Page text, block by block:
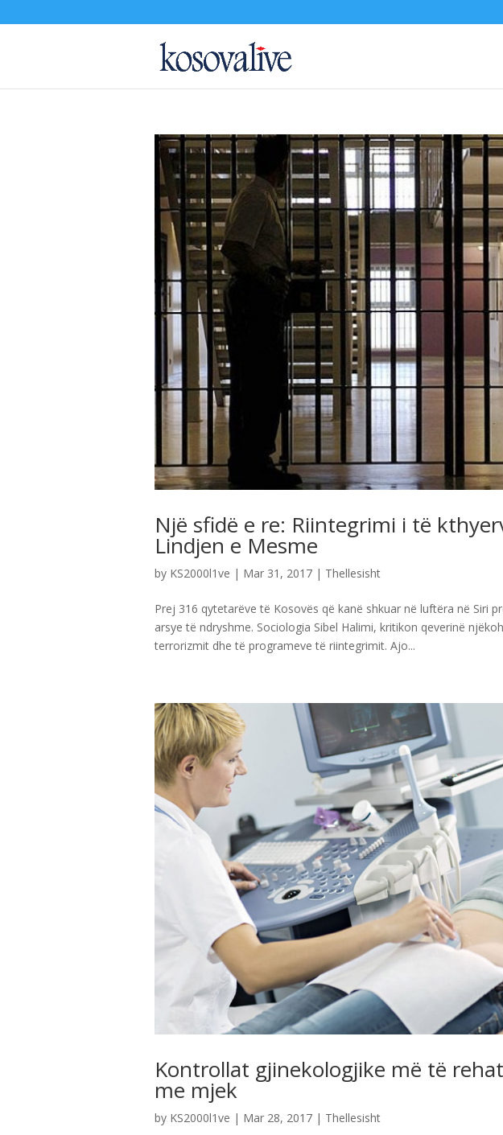
Një sfidë e re: Riintegrimi i të
Lindjen e Mesme
by KS2000l1ve | Mar 31, 2017 | Thellesisht
Prej 316 qytetarëve të Kosovës që kanë shkuar në luftëra në Siri
arsye të ndryshme. Sociologia Sibel Halimi, kritikon qeverinë
terrorizmit dhe të programeve të riintegrimit. Ajo...
Kontrollat gjinekologjike më të
me mjek
by KS2000l1ve | Mar 28, 2017 | Thellesisht